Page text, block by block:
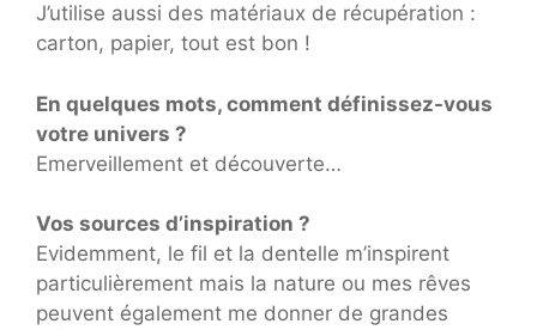
J’utilise aussi des matériaux de récupération :
carton, papier, tout est bon !
En quelques mots, comment définissez-vous
votre univers ?
Emerveillement et découverte…
Vos sources d’inspiration ?
Evidemment, le fil et la dentelle m’inspirent
particulièrement mais la nature ou mes rêves
peuvent également me donner de grandes